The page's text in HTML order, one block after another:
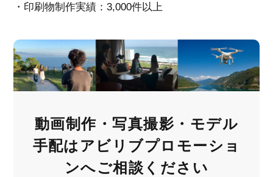
・印刷物制作実績：3,000件以上
動画制作・写真撮影・モデル
手配は アビリブプロモーショ
ンへご相談ください